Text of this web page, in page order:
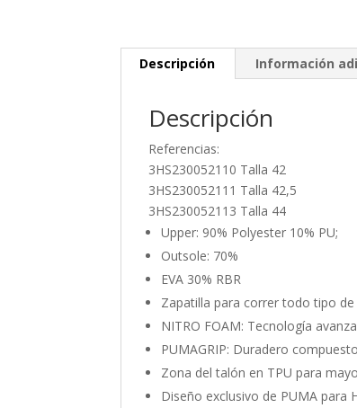
Descripción Información
Descripción
Referencias:
3HS230052110 Talla 42
3HS230052111 Talla 42,5
3HS230052113 Talla 44
Upper: 90% Polyester 10% PU;
Outsole: 70%
EVA 30% RBR
Zapatilla para correr todo tipo de
NITRO FOAM: Tecnología
PUMAGRIP: Duradero
Zona del talón en TPU para
Diseño exclusivo de PUMA para